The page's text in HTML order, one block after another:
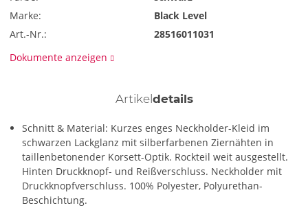
Marke:
Black Level
Art.-Nr.:
28516011031
Dokumente anzeigen
Artikeldetails
Schnitt & Material: Kurzes enges Neckholder-Kleid im
schwarzen Lackglanz mit silberfarbenen Ziernähten in
taillenbetonender Korsett-Optik. Rockteil weit ausgestellt.
Hinten Druckknopf- und Reißverschluss. Neckholder mit
Druckknopfverschluss. 100% Polyester, Polyurethan-
Beschichtung.